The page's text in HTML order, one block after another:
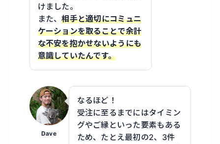
けました。
また、相手と適切にコミュニ
ケーションを取ることで余計
な不安を抱かせないようにも
意識していたんです。
Dave
なるほど！
受注に至るまでにはタイミン
グやご縁といった要素もある
ため、たとえ最初の2、3件